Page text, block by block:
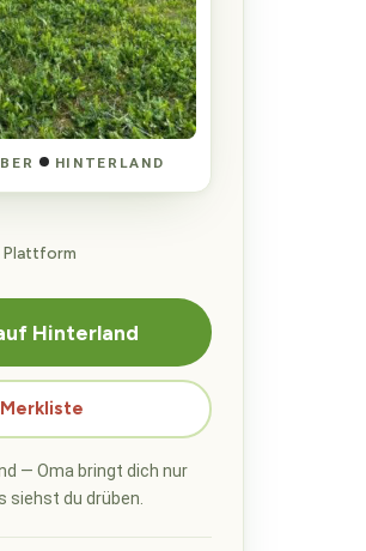
HINTERLAND
Plattform
Hinterland
— Oma bringt dich nur
siehst du drüben.